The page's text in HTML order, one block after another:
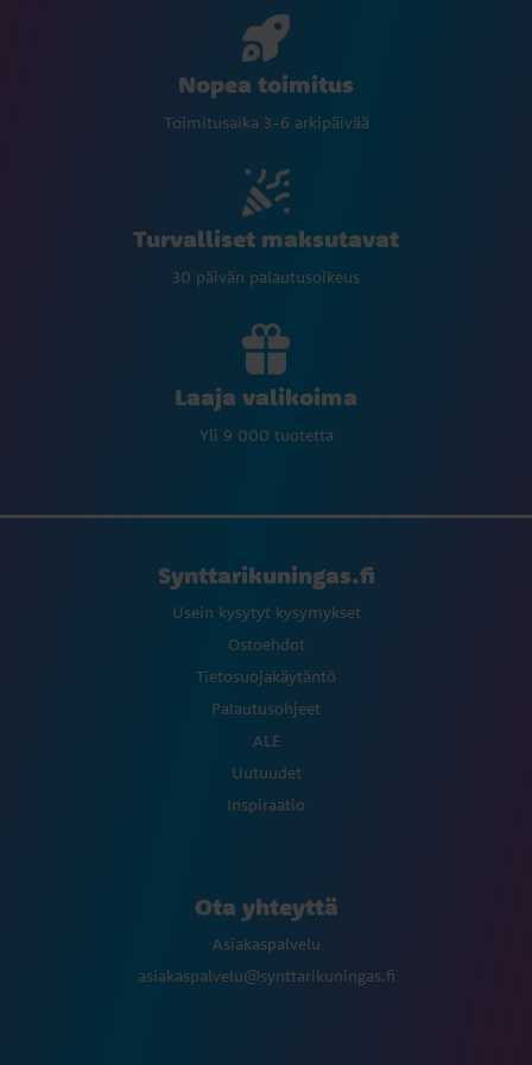
Nopea toimitus
Toimitusaika 3-6 arkipäivää
Turvalliset maksutavat
30 päivän palautusoikeus
Laaja valikoima
Yli 9 000 tuotetta
Synttarikuningas.fi
Usein kysytyt kysymykset
Ostoehdot
Tietosuojakäytäntö
Palautusohjeet
ALE
Uutuudet
Inspiraatio
Ota yhteyttä
Asiakaspalvelu
asiakaspalvelu@synttarikuningas.fi